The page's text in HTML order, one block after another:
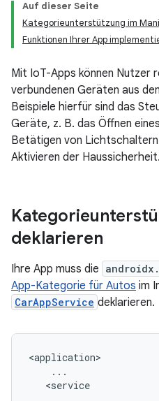
Auf dieser Seite
Kategorieunterstützung im
Funktionen Ihrer App
Mit IoT-Apps können Nutzer
verbundenen Geräten aus
Beispiele hierfür sind das
Geräte, z. B. das Öffnen
Betätigen von
Aktivieren der Haussicherheit.
deklarieren
Ihre App muss die
App-Kategorie für Autos im
CarAppService deklarieren.